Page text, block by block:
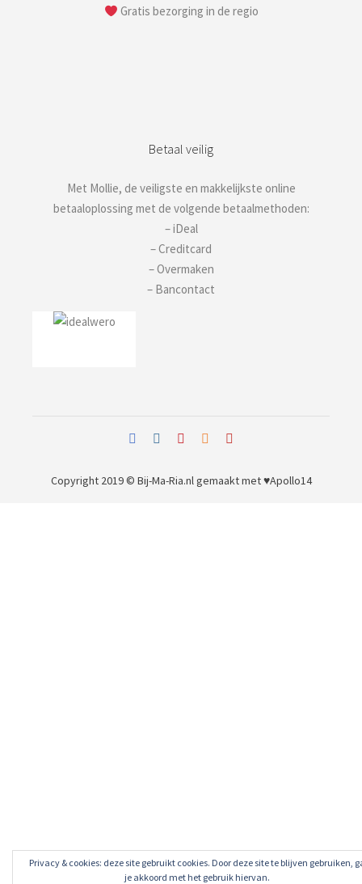
Gratis bezorging in de regio
Betaal veilig
Met Mollie, de veiligste en makkelijkste online
betaaloplossing met de volgende betaalmethoden:
– iDeal
– Creditcard
– Overmaken
– Bancontact
Privacy & cookies: deze site gebruikt cookies. Door deze site te blijven gebruiken,
je akkoord met het gebruik hiervan.
Copyright 2019 © Bij-Ma-Ria.nlgemaakt met ♥Apollo14